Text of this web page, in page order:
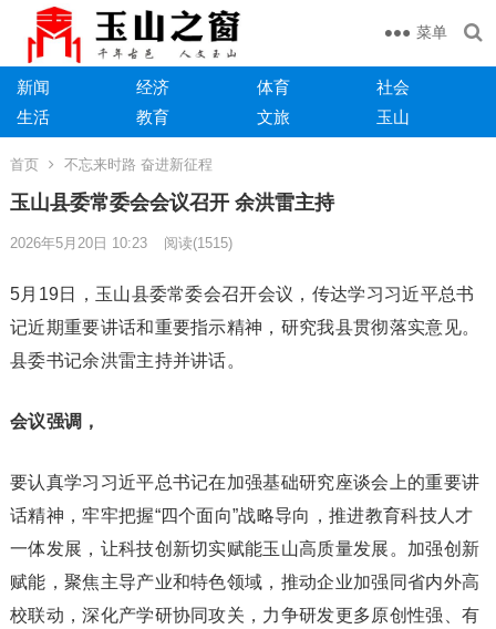
菜单
新闻 经济 体育
社会
生活
教育 文旅 玉山
首页 不忘来时路 奋进新征程
玉山县委常委会会议召开 余洪雷主持
2026年5月20日 10:23 阅读(1515)
5月19日，玉山县委常委会召开会议，传达学习习近平总书
记近期重要讲话和重要指示精神，研究我县贯彻落实意见。
县委书记余洪雷主持并讲话。
会议强调，
要认真学习习近平总书记在加强基础研究座谈会上的重要讲
话精神，牢牢把握“四个面向”战略导向，推进教育科技人才
一体发展，让科技创新切实赋能玉山高质量发展。加强创新
赋能，聚焦主导产业和特色领域，推动企业加强同省内外高
校联动，深化产学研协同攻关，力争研发更多原创性强、有